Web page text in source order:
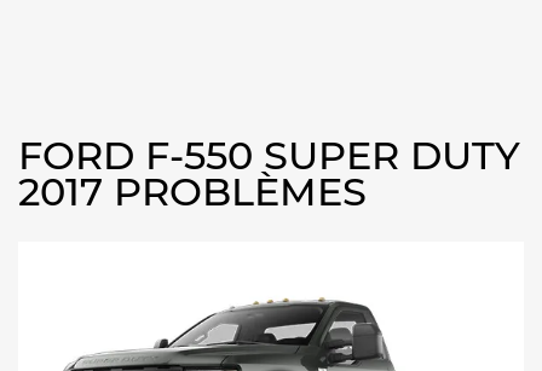
FORD F-550 SUPER DUTY
2017 PROBLÈMES